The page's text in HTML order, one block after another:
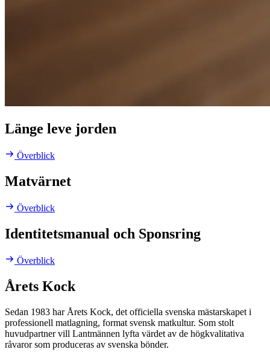
Länge leve jorden
Överblick
Matvärnet
Överblick
Identitetsmanual och Sponsring
Överblick
Årets Kock
Sedan 1983 har Årets Kock, det officiella svenska mästarskapet i
professionell matlagning, format svensk matkultur. Som stolt
huvudpartner vill Lantmännen lyfta värdet av de högkvalitativa
råvaror som produceras av svenska bönder.